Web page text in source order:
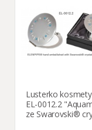
Lusterko
EL-0012.2
ze Swarovski®